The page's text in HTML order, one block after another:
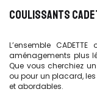
COULISSANTS
L’ensemble
aménagements plus
Que vous cherchiez
ou pour un placard,
et abordables.